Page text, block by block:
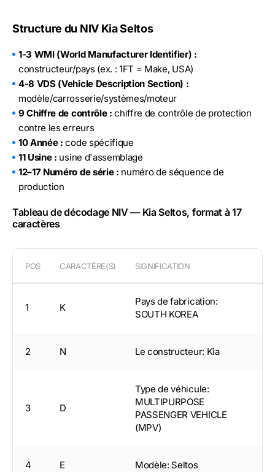
Structure du NIV Kia Seltos
1-3 WMI (World Manufacturer Identifier) :
constructeur/pays (ex. : 1FT = Make, USA)
4-8 VDS (Vehicle Description Section) :
modèle/carrosserie/systèmes/moteur
9 Chiffre de contrôle : chiffre de contrôle de protection
contre les erreurs
10 Année : code spécifique
11 Usine : usine d'assemblage
12–17 Numéro de série : numéro de séquence de
production
Tableau de décodage NIV — Kia Seltos, format à 17
caractères
POS CARACTÈRE(S) SIGNIFICATION
1 K
Pays de fabrication:
SOUTH KOREA
2 N Le constructeur: Kia
3 D
Type de véhicule:
MULTIPURPOSE
PASSENGER VEHICLE
(MPV)
4 E Modèle: Seltos